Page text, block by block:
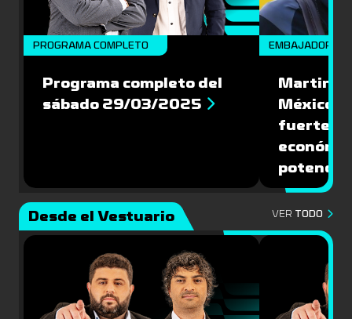
PROGRAMA COMPLETO
Programa completo del
sábado 29/03/2025
EMBAJADORES
Martin
México:
fuerte
Desde el Vestuario VER TODO